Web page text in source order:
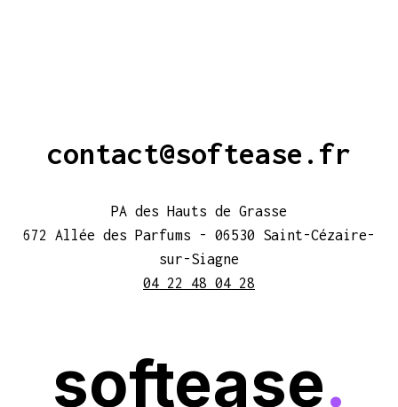
contact@softease.fr
PA des Hauts de Grasse
672 Allée des Parfums - 06530 Saint-Cézaire-
sur-Siagne
04 22 48 04 28
softease.